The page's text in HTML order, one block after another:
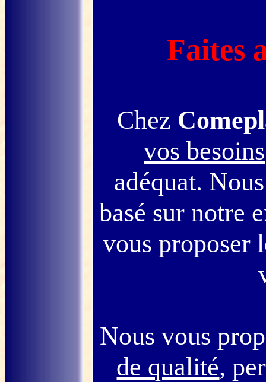
Faites
Chez
vos besoins
adéquat.
basé sur notre
vous proposer
Nous vous
de qualité,